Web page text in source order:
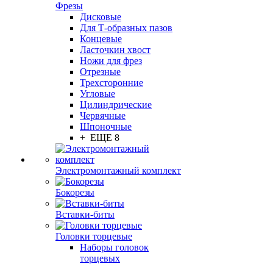
Фрезы
Дисковые
Для Т-образных пазов
Концевые
Ласточкин хвост
Ножи для фрез
Отрезные
Трехсторонние
Угловые
Цилиндрические
Червячные
Шпоночные
+ ЕЩЕ 8
Электромонтажный комплект
Бокорезы
Вставки-биты
Головки торцевые
Наборы головок
торцевых